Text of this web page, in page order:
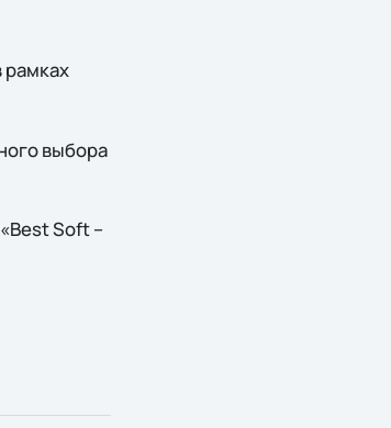
рамках
выбора
Soft –